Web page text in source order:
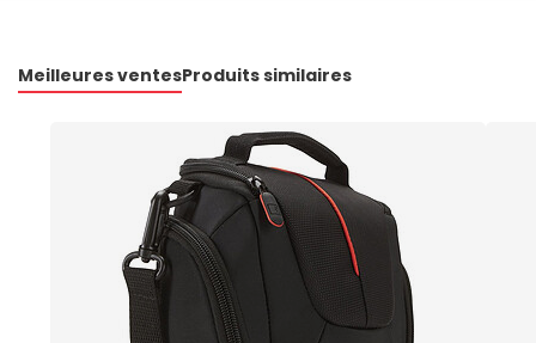
Meilleures ventesProduits similaires